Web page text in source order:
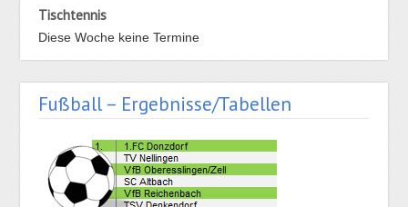
Tischtennis
Diese Woche keine Termine
Fußball – Ergebnisse/Tabellen